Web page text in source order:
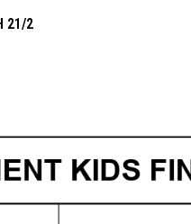
21/2